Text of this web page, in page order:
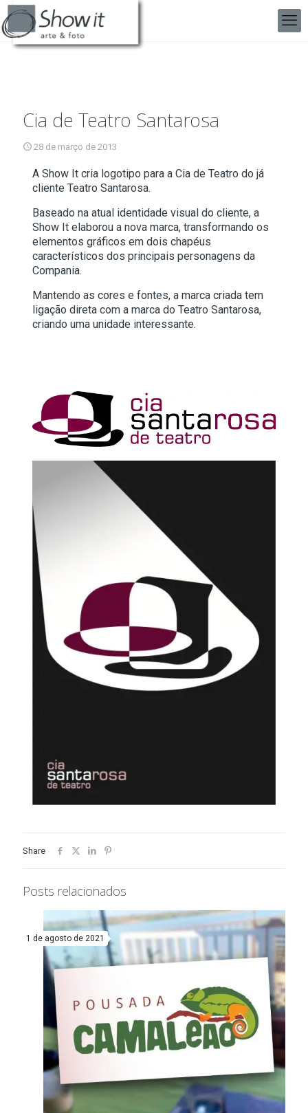
Cia de Teatro Santarosa
28 de março de 2013
A Show It cria logotipo para a Cia de Teatro do já
cliente Teatro Santarosa.
Baseado na atual identidade visual do cliente, a
Show It elaborou a nova marca, transformando os
elementos gráficos em dois chapéus
característicos dos principais personagens da
Compania.
Mantendo as cores e fontes, a marca criada tem
ligação direta com a marca do Teatro Santarosa,
criando uma unidade interessante.
Share
Posts relacionados
1 de agosto de 2021